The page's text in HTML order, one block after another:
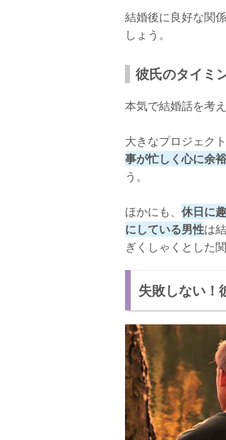
結婚後に良好な関
しょう。
彼氏のタイミ
本気で結婚話を考
大きなプロジェク
事が忙しく心に余
う。
ほかにも、 休日に
にしている男性は
ぎくしゃくとした
失敗しない！